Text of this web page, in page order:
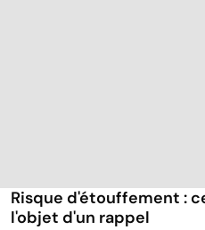
Risque d'étouffement :
l'objet d'un rappel